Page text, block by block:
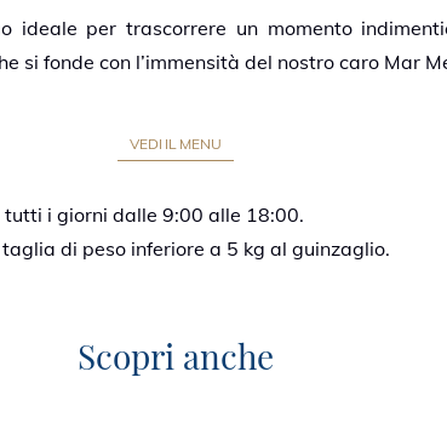
ideale per trascorrere un momento
si fonde con l’immensità del nostro caro Mar
VEDI IL MENU
i giorni dalle 9:00 alle 18:00.
di peso inferiore a 5 kg al guinzaglio.
Scopri anche